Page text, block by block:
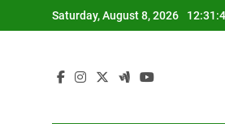
to
Saturday, August 8, 2026